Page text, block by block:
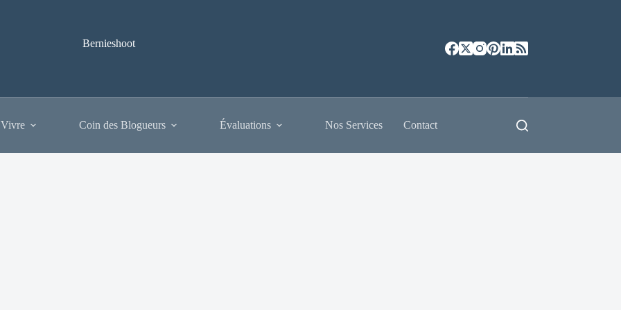
Bernieshoot
Coin des Blogueurs Évaluations Nos Services Contact